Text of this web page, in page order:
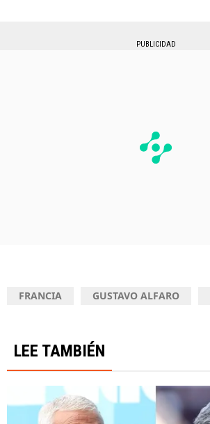
PUBLICIDAD
FRANCIA GUSTAVO ALFARO
LEE TAMBIÉN